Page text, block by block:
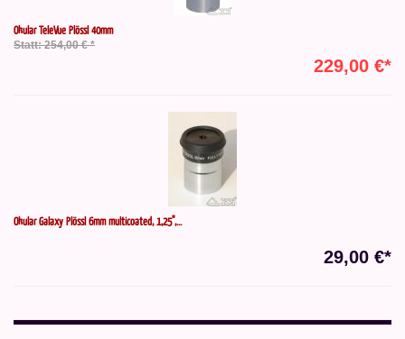
Okular TeleVue Plössl 40mm
Statt: 254,00 € *
229,00 €*
Okular Galaxy Plössl 6mm multicoated, 1,25",...
29,00 €*